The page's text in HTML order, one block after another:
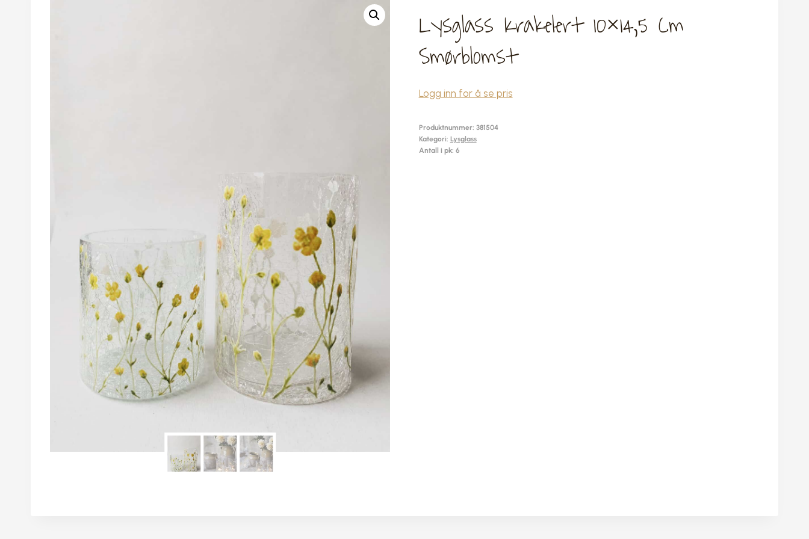
Lysglass Krakelert 10×14,5 Cm
Smørblomst
Logg inn for å se pris
Produktnummer: 381504
Kategori: Lysglass
Antall i pk: 6